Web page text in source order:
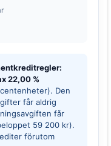
22,00 %
Den
får aldrig
får
59 200 kr).
förutom